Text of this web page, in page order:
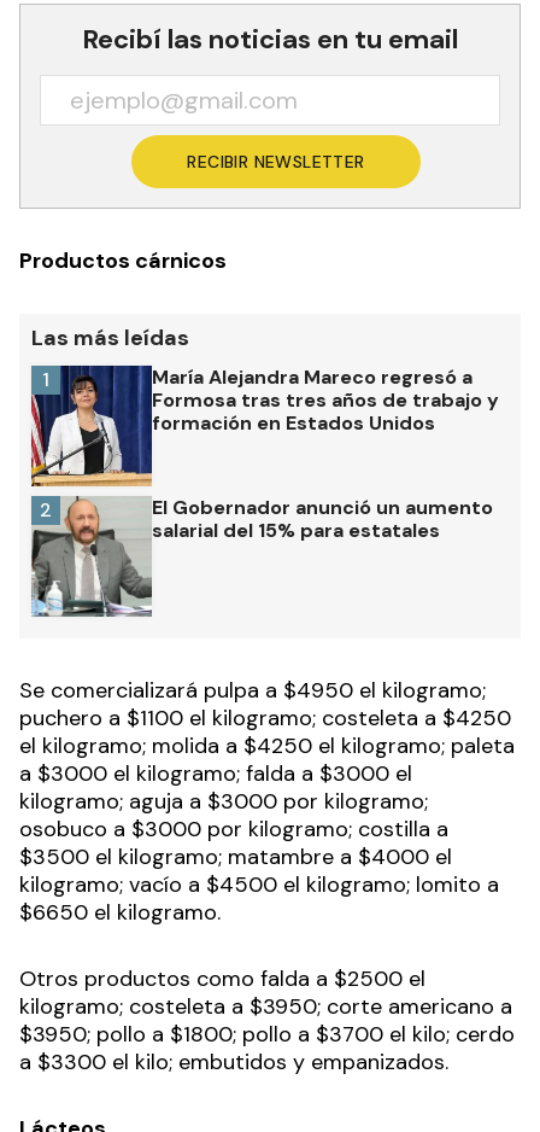
Recibí las noticias en tu email
RECIBIR NEWSLETTER
Productos cárnicos
Las más leídas
María Alejandra Mareco regresó a
Formosa tras tres años de trabajo y
formación en Estados Unidos
1
El Gobernador anunció un aumento
salarial del 15% para estatales
2
Se comercializará pulpa a $4950 el kilogramo;
puchero a $1100 el kilogramo; costeleta a $4250
el kilogramo; molida a $4250 el kilogramo; paleta
a $3000 el kilogramo; falda a $3000 el
kilogramo; aguja a $3000 por kilogramo;
osobuco a $3000 por kilogramo; costilla a
$3500 el kilogramo; matambre a $4000 el
kilogramo; vacío a $4500 el kilogramo; lomito a
$6650 el kilogramo.
Otros productos como falda a $2500 el
kilogramo; costeleta a $3950; corte americano a
$3950; pollo a $1800; pollo a $3700 el kilo; cerdo
a $3300 el kilo; embutidos y empanizados.